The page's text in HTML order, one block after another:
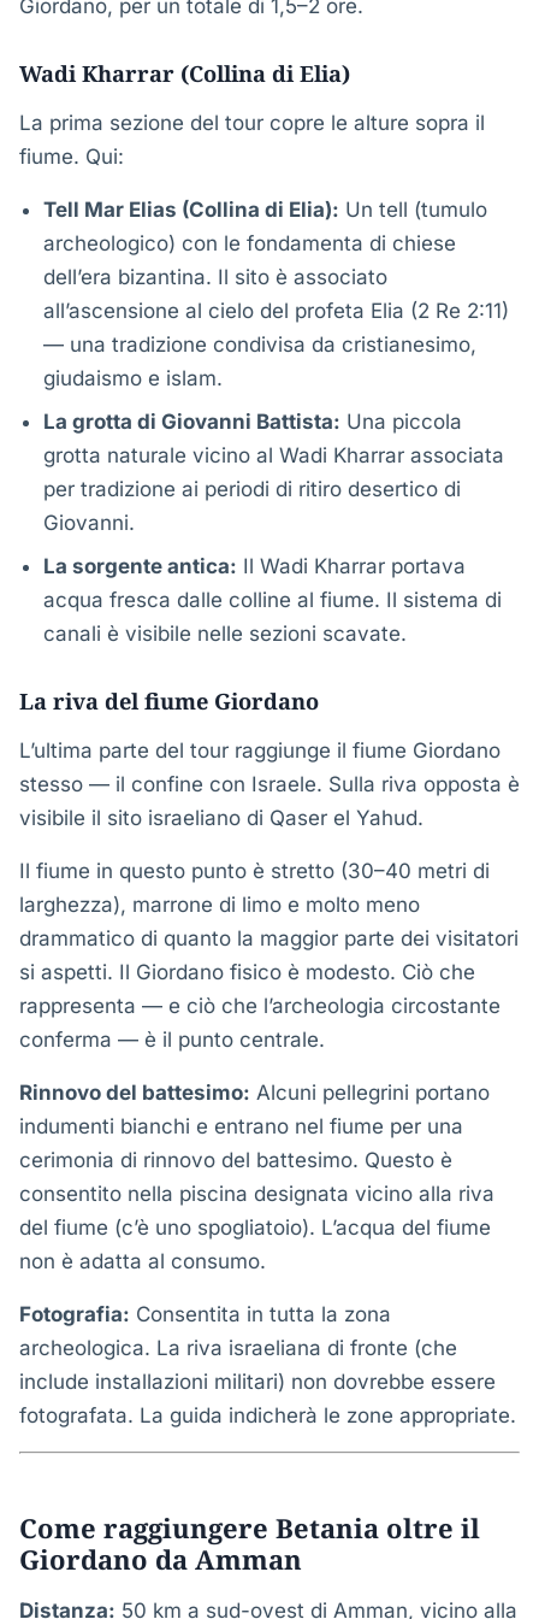
Giordano, per un totale di 1,5–2 ore.
Wadi Kharrar (Collina di Elia)
La prima sezione del tour copre le alture sopra il
fiume. Qui:
Tell Mar Elias (Collina di Elia): Un tell (tumulo
archeologico) con le fondamenta di chiese
dell’era bizantina. Il sito è associato
all’ascensione al cielo del profeta Elia (2 Re 2:11)
— una tradizione condivisa da cristianesimo,
giudaismo e islam.
La grotta di Giovanni Battista: Una piccola
grotta naturale vicino al Wadi Kharrar associata
per tradizione ai periodi di ritiro desertico di
Giovanni.
La sorgente antica: Il Wadi Kharrar portava
acqua fresca dalle colline al fiume. Il sistema di
canali è visibile nelle sezioni scavate.
La riva del fiume Giordano
L’ultima parte del tour raggiunge il fiume Giordano
stesso — il confine con Israele. Sulla riva opposta è
visibile il sito israeliano di Qaser el Yahud.
Il fiume in questo punto è stretto (30–40 metri di
larghezza), marrone di limo e molto meno
drammatico di quanto la maggior parte dei visitatori
si aspetti. Il Giordano fisico è modesto. Ciò che
rappresenta — e ciò che l’archeologia circostante
conferma — è il punto centrale.
Rinnovo del battesimo: Alcuni pellegrini portano
indumenti bianchi e entrano nel fiume per una
cerimonia di rinnovo del battesimo. Questo è
consentito nella piscina designata vicino alla riva
del fiume (c’è uno spogliatoio). L’acqua del fiume
non è adatta al consumo.
Fotografia: Consentita in tutta la zona
archeologica. La riva israeliana di fronte (che
include installazioni militari) non dovrebbe essere
fotografata. La guida indicherà le zone appropriate.
Come raggiungere Betania oltre il
Giordano da Amman
Distanza: 50 km a sud-ovest di Amman, vicino alla